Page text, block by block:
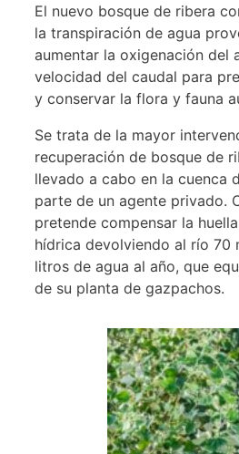
El nuevo bosque de ribera
la transpiración de agua
aumentar la oxigenación del
velocidad del caudal para
y conservar la flora y fauna
Se trata de la mayor
recuperación de bosque de
llevado a cabo en la cuenca
parte de un agente privado.
pretende compensar la huella
hídrica devolviendo al río 70
litros de agua al año, que
de su planta de gazpachos.